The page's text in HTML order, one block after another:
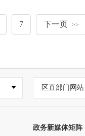
7 下一页 >>
区直部门网站
政务新媒体矩阵